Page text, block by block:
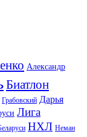
Александр
Биатлон
Грабовский Дарья
Лига
НХЛ Неман